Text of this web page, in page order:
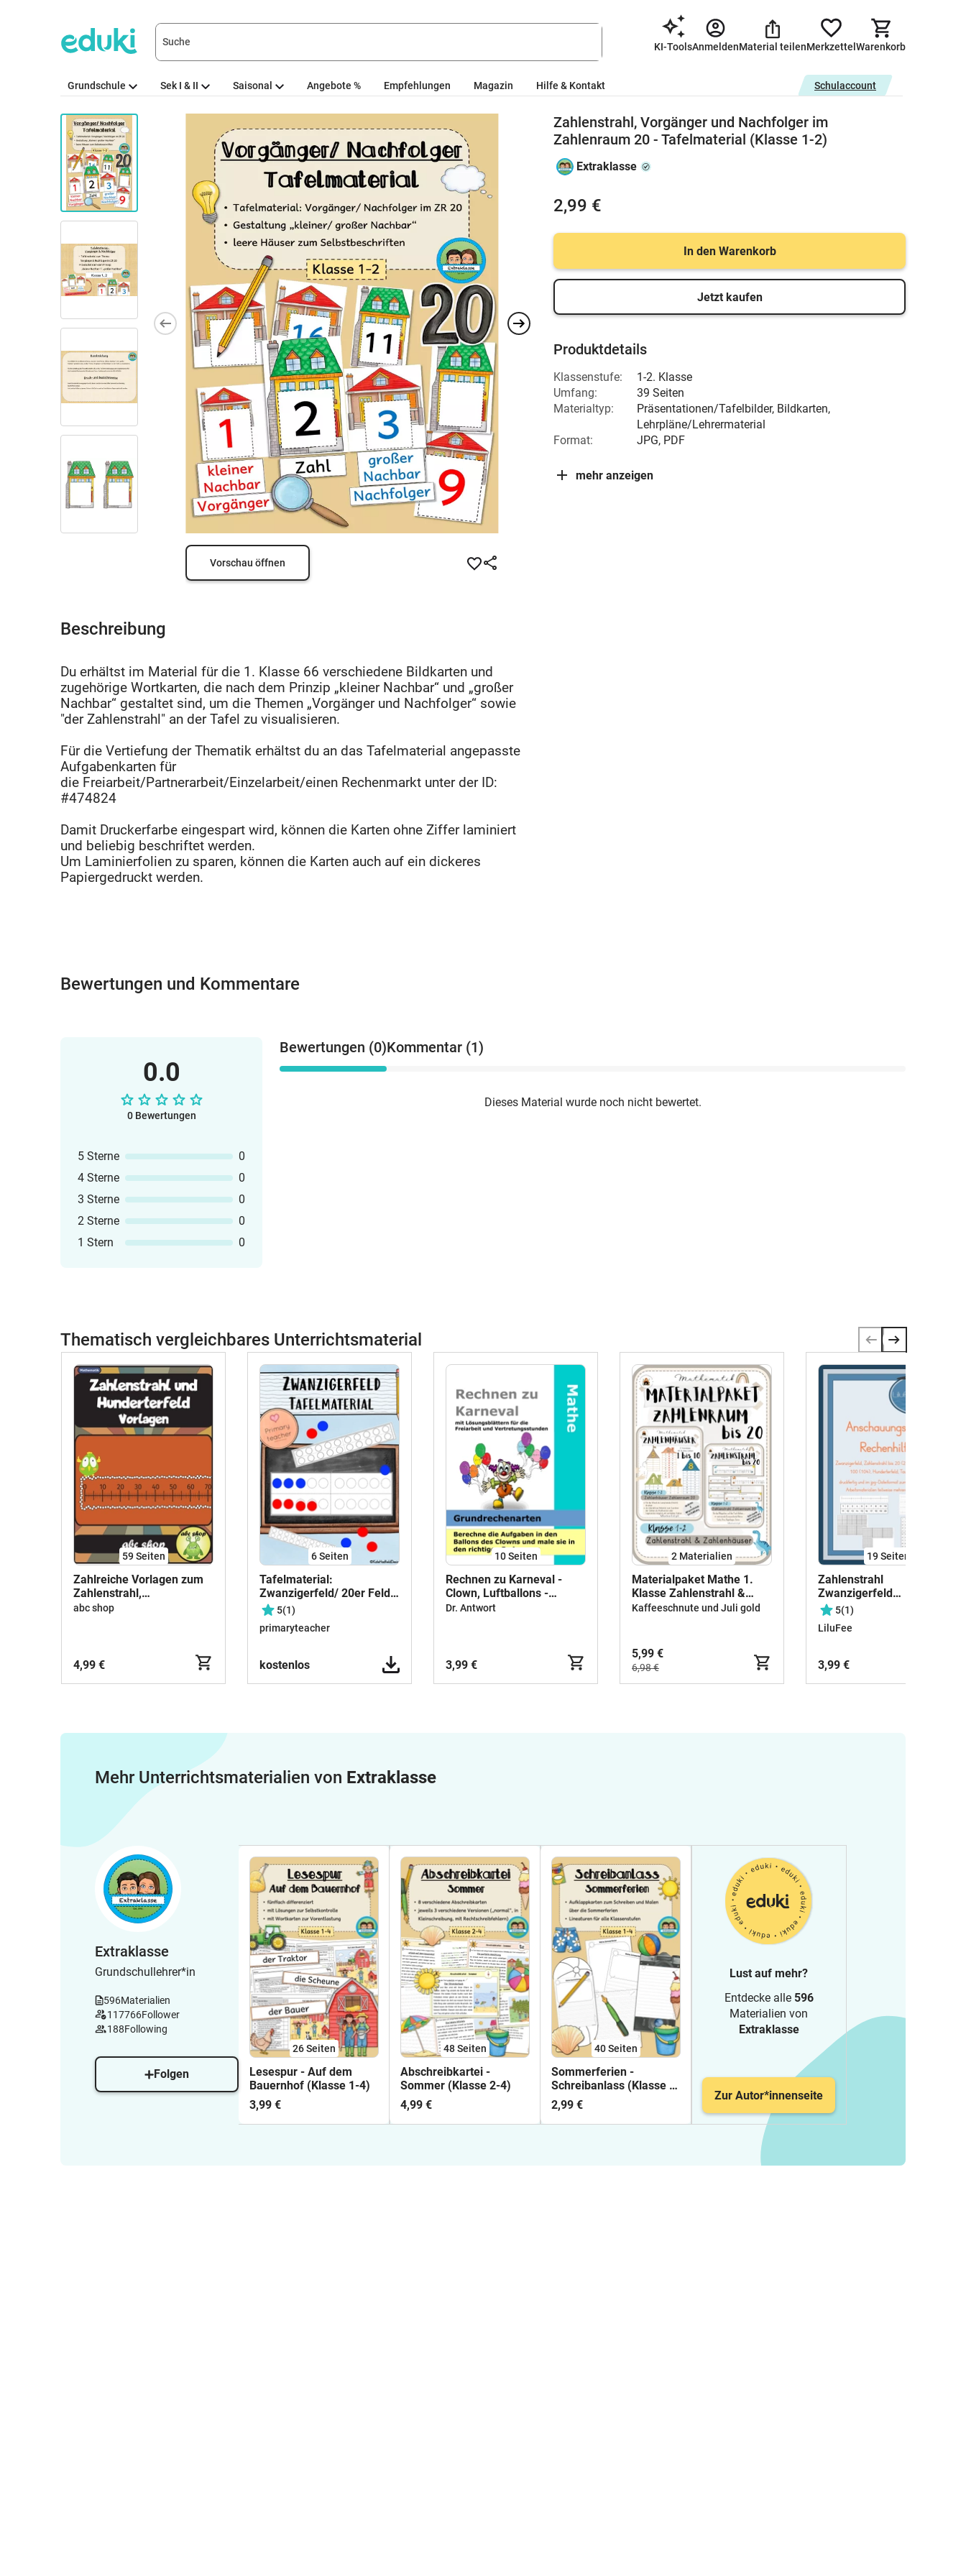
KI-ToolsAnmeldenMaterial teilenMerkzettel Warenkorb
Grundschule Sek I & II Saisonal Angebote % Empfehlungen Magazin Hilfe & Kontakt Schulaccount
Vorschau öffnen
Beschreibung
Du erhältst im Material für die 1. Klasse 66 verschiedene Bildkarten und
zugehörige Wortkarten, die nach dem Prinzip „kleiner Nachbar“ und „großer
Nachbar“ gestaltet sind, um die Themen „Vorgänger und Nachfolger“ sowie
"der Zahlenstrahl" an der Tafel zu visualisieren.
Für die Vertiefung der Thematik erhältst du an das Tafelmaterial angepasste
Aufgabenkarten für
die Freiarbeit/Partnerarbeit/Einzelarbeit/einen Rechenmarkt unter der ID:
#474824
Damit Druckerfarbe eingespart wird, können die Karten ohne Ziffer laminiert
und beliebig beschriftet werden.
Um Laminierfolien zu sparen, können die Karten auch auf ein dickeres
Papiergedruckt werden.
Zahlenstrahl, Vorgänger und Nachfolger im
Zahlenraum 20 - Tafelmaterial (Klasse 1-2)
Extraklasse
2,99 €
In den Warenkorb
Jetzt kaufen
Produktdetails
Klassenstufe:
1-2. Klasse
Umfang:
39 Seiten
Materialtyp:
Präsentationen/Tafelbilder, Bildkarten,
Lehrpläne/Lehrermaterial
Format:
JPG, PDF
mehr anzeigen
Bewertungen und Kommentare
0.0
0 Bewertungen
5 Sterne
0
4 Sterne
0
3 Sterne
0
2 Sterne
0
1 Stern
0
Bewertungen (0)Kommentar (1)
Dieses Material wurde noch nicht bewertet.
Thematisch vergleichbares Unterrichtsmaterial
59Seiten
Zahlreiche Vorlagen zum
Zahlenstrahl,
Hunderterfeld und
abc shop
4,99 €
6Seiten
Tafelmaterial:
Zwanzigerfeld/ 20er Feld
mit Plättchen
5(1)
primaryteacher
kostenlos
10Seiten
Rechnen zu Karneval -
Clown, Luftballons -
Addieren, Subtrahieren,
Dr. Antwort
3,99 €
2 Materialien
Materialpaket Mathe 1.
Klasse Zahlenstrahl &
Zahlenhäuser
Kaffeeschnute und Juli gold
5,99 €
6,98 €
19Seiten
Zahlenstrahl
Zwanzigerfeld
Hunderterfeld
Tausenderbuch
5(1)
LiluFee
3,99 €
Mehr Unterrichtsmaterialien von Extraklasse
Extraklasse
Grundschullehrer*in
596Materialien
117766Follower
188Following
Folgen
26Seiten
Lesespur - Auf dem
Bauernhof (Klasse 1-4)
3,99 €
48Seiten
Abschreibkartei -
Sommer (Klasse 2-4)
4,99 €
40Seiten
Sommerferien -
Schreibanlass (Klasse 1-
4) #50mal50byextraklasse
2,99 €
Lust auf mehr?
Entdecke alle 596
Materialien von
Extraklasse
Zur Autor*innenseite